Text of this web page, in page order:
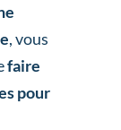
, vous
faire
pour